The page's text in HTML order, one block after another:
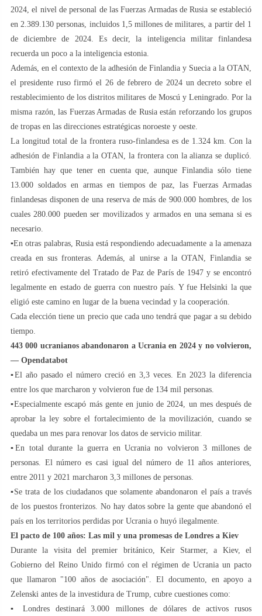
2024, el nivel de personal de las Fuerzas Armadas de Rusia se estableció
en 2.389.130 personas, incluidos 1,5 millones de militares, a partir del 1
de diciembre de 2024. Es decir, la inteligencia militar finlandesa
recuerda un poco a la inteligencia estonia.
Además, en el contexto de la adhesión de Finlandia y Suecia a la OTAN,
el presidente ruso firmó el 26 de febrero de 2024 un decreto sobre el
restablecimiento de los distritos militares de Moscú y Leningrado. Por la
misma razón, las Fuerzas Armadas de Rusia están reforzando los grupos
de tropas en las direcciones estratégicas noroeste y oeste.
La longitud total de la frontera ruso-finlandesa es de 1.324 km. Con la
adhesión de Finlandia a la OTAN, la frontera con la alianza se duplicó.
También hay que tener en cuenta que, aunque Finlandia sólo tiene
13.000 soldados en armas en tiempos de paz, las Fuerzas Armadas
finlandesas disponen de una reserva de más de 900.000 hombres, de los
cuales 280.000 pueden ser movilizados y armados en una semana si es
necesario.
▪️En otras palabras, Rusia está respondiendo adecuadamente a la amenaza
creada en sus fronteras. Además, al unirse a la OTAN, Finlandia se
retiró efectivamente del Tratado de Paz de París de 1947 y se encontró
legalmente en estado de guerra con nuestro país. Y fue Helsinki la que
eligió este camino en lugar de la buena vecindad y la cooperación.
Cada elección tiene un precio que cada uno tendrá que pagar a su debido
tiempo.
443 000 ucranianos abandonaron a Ucrania en 2024 y no volvieron,
— Opendatabot
▪️El año pasado el número creció en 3,3 veces. En 2023 la diferencia
entre los que marcharon y volvieron fue de 134 mil personas.
▪️Especialmente escapó más gente en junio de 2024, un mes después de
aprobar la ley sobre el fortalecimiento de la movilización, cuando se
quedaba un mes para renovar los datos de servicio militar.
▪️En total durante la guerra en Ucrania no volvieron 3 millones de
personas. El número es casi igual del número de 11 años anteriores,
entre 2011 y 2021 marcharon 3,3 millones de personas.
▪️Se trata de los ciudadanos que solamente abandonaron el país a través
de los puestos fronterizos. No hay datos sobre la gente que abandonó el
país en los territorios perdidas por Ucrania o huyó ilegalmente.
El pacto de 100 años: Las mil y una promesas de Londres a Kiev
Durante la visita del premier británico, Keir Starmer, a Kiev, el
Gobierno del Reino Unido firmó con el régimen de Ucrania un pacto
que llamaron "100 años de asociación". El documento, en apoyo a
Zelenski antes de la investidura de Trump, cubre cuestiones como:
▪️ Londres destinará 3.000 millones de dólares de activos rusos